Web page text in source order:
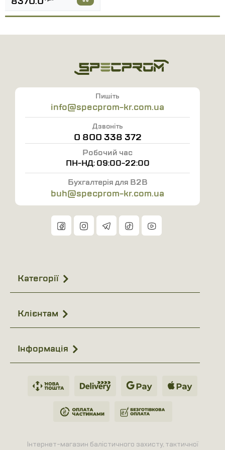
(8 мм), фіксація Velcro
вентиляції
посилені зигзагоподібною строчкою
липучка Velcro Alfatex (Бельгія), міцні
поліамідні стропи та паракорд
Додатково:евакуаційна ручка, нагрудна
водовідштовхувальна кишеня YKK
Пишіть
info@specprom-kr.com.ua
Дзвоніть
0 800 338 372
Робочий час
ПН-НД: 09:00-22:00
Бухгалтерія для B2B
buh@specprom-kr.com.ua
Категорії
Клієнтам
Інформація
Інтернет-магазин балістичного захисту, тактичної